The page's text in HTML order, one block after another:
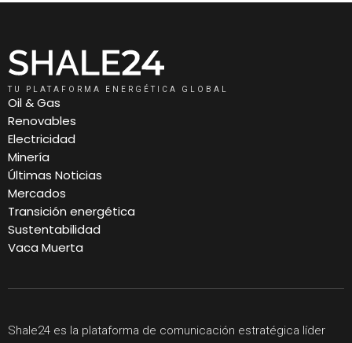
TU PLATAFORMA ENERGÉTICA GLOBAL
Oil & Gas
Renovables
Electricidad
Minería
Últimas Noticias
Mercados
Transición energética
Sustentabilidad
Vaca Muerta
Shale24 es la plataforma de comunicación estratégica líder